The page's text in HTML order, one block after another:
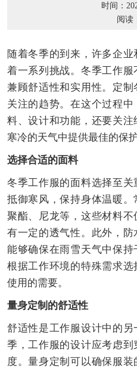
时间：
阅读
随着冬季的到来，许多企
着一系列挑战。冬季工作
兼顾舒适性和实用性。定
关注的趋势。在这个过程
料、设计和功能，还要关
寒冷的天气中提供最佳的保护
选择合适的面料
冬季工作服的面料选择至
抵御寒风，保持身体温暖。
聚酯、尼龙等，这些材料
有一定的透气性。此外，防
能够确保在雨雪天气中保持
根据工作环境的特殊需求
使用的需要。
量身定制的舒适性
舒适性是工作服设计中的
季，工作服的设计应考虑
度。量身定制可以确保服